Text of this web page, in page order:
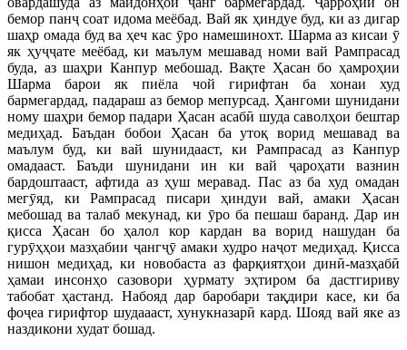
бемор панҷ соат идома меёбад. Вай як ҳиндуе буд, ки аз дигар
шаҳр омада буд ва ҳеч кас ӯро намешинохт. Шарма аз кисаи ӯ
як ҳуҷҷате меёбад, ки маълум мешавад номи вай Рампрасад
буда, аз шаҳри Канпур мебошад. Вақте Ҳасан бо ҳамроҳии
Шарма барои як пиёла чой гирифтан ба хонаи худ
бармегардад, падараш аз бемор мепурсад. Ҳангоми шунидани
ному шаҳри бемор падари Ҳасан асабӣ шуда саволҳои бештар
медиҳад. Баъдан бобои Ҳасан ба утоқ ворид мешавад ва
маълум буд, ки вай шунидааст, ки Рампрасад аз Канпур
омадааст. Баъди шунидани ин ки вай ҷароҳати вазнин
бардоштааст, афтида аз ҳуш меравад. Пас аз ба худ омадан
мегӯяд, ки Рампрасад писари ҳиндуи вай, амаки Ҳасан
мебошад ва талаб мекунад, ки ӯро ба пешаш баранд. Дар ин
қисса Ҳасан бо ҳалол кор кардан ва ворид нашудан ба
гурӯҳҳои мазҳабии ҷангҷӯ амаки худро наҷот медиҳад. Қисса
нишон медиҳад, ки новобаста аз фарқиятҳои динӣ-мазҳабӣ
ҳамаи инсонҳо сазовори ҳурмату эҳтиром ба дастгириву
табобат ҳастанд. Набояд дар баробари тақдири касе, ки ба
фоҷеа гирифтор шудаааст, хунукназарӣ кард. Шояд вай яке аз
наздикони худат бошад.